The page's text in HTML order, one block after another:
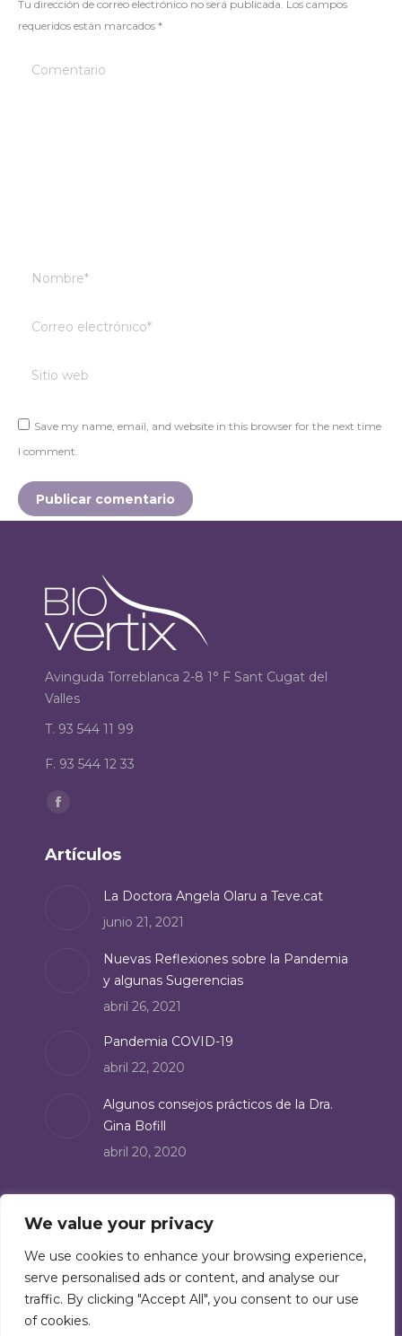
We value your privacy
We use cookies to enhance your browsing experience,
serve personalised ads or content, and analyse our
traffic. By clicking "Accept All", you consent to our use
of cookies.
Tu dirección de correo electrónico no será publicada. Los campos
requeridos están marcados *
Comentario
Nombre *
Correo electrónico *
Sitio web
Save my name, email, and website in this browser for the next time
I comment.
Publicar comentario
Avinguda Torreblanca 2-8 1° F Sant Cugat del
Valles
T. 93 544 11 99
F. 93 544 12 33
Encuéntranos en:
opens
window
Artículos
La Doctora Angela Olaru a Teve.cat
junio 21, 2021
Nuevas Reflexiones sobre la Pandemia
y algunas Sugerencias
abril 26, 2021
Pandemia COVID-19
abril 22, 2020
Algunos consejos prácticos de la Dra.
Gina Bofill
abril 20, 2020
Suscríbete